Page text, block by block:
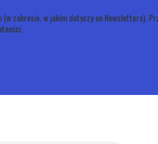
zakresie, w jakim dotyczy on Newslettera).